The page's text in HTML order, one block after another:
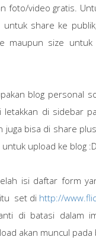
foto/video gratis.
share ke
maupun size
blog personal
di sidebar
bisa di share
upload ke blog :D
isi daftar form
set di http://
di batasi dalam
akan muncul pada